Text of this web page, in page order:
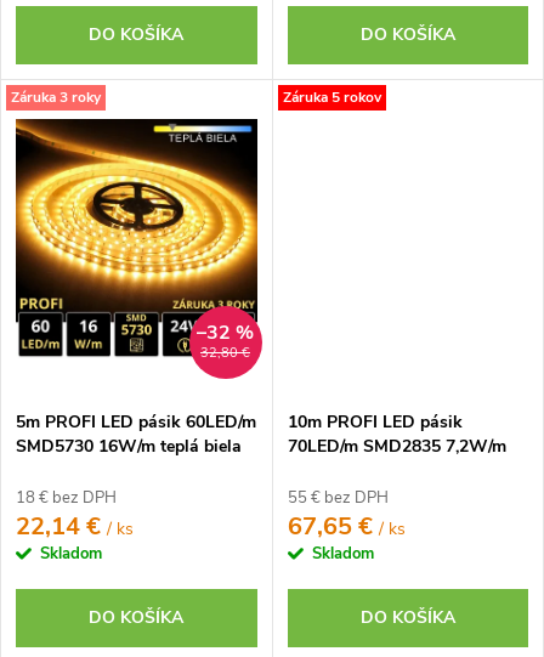
DO KOŠÍKA DO KOŠÍKA
Záruka 3 roky
32,80 €
–32 %
5m PROFI LED pásik 60LED/m
SMD5730 16W/m teplá biela
18 € bez DPH
22,14 €/ ks
Skladom
DO KOŠÍKA
Záruka 5 rokov
10m PROFI LED pásik
70LED/m SMD2835 7,2W/m
24V
55 € bez DPH
67,65 €/ ks
Skladom
DO KOŠÍKA